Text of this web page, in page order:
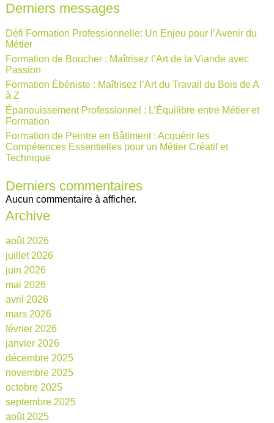
Derniers messages
Défi Formation Professionnelle: Un Enjeu pour l’Avenir du
Métier
Formation de Boucher : Maîtrisez l’Art de la Viande avec
Passion
Formation Ébéniste : Maîtrisez l’Art du Travail du Bois de A
à Z
Épanouissement Professionnel : L’Équilibre entre Métier et
Formation
Formation de Peintre en Bâtiment : Acquérir les
Compétences Essentielles pour un Métier Créatif et
Technique
Derniers commentaires
Aucun commentaire à afficher.
Archive
août 2026
juillet 2026
juin 2026
mai 2026
avril 2026
mars 2026
février 2026
janvier 2026
décembre 2025
novembre 2025
octobre 2025
septembre 2025
août 2025